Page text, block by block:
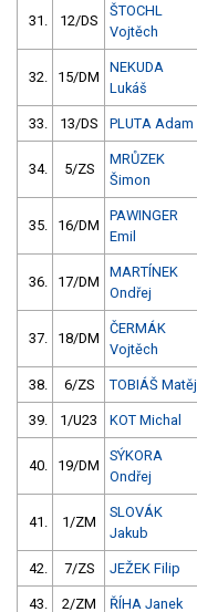
31. 12/DS
ŠTOCHL
Vojtěch
32. 15/DM
NEKUDA
Lukáš
33. 13/DS PLUTA Adam
34. 5/ZS
MRŮZEK
Šimon
35. 16/DM
PAWINGER
Emil
36. 17/DM
MARTÍNEK
Ondřej
37. 18/DM
ČERMÁK
Vojtěch
38. 6/ZS TOBIÁŠ Matěj
39. 1/U23 KOT Michal
40. 19/DM
SÝKORA
Ondřej
41. 1/ZM
SLOVÁK
Jakub
42. 7/ZS JEŽEK Filip
43. 2/ZM ŘÍHA Janek